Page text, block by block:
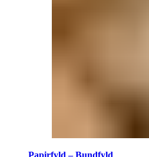
Papirfyld – Bundfyld